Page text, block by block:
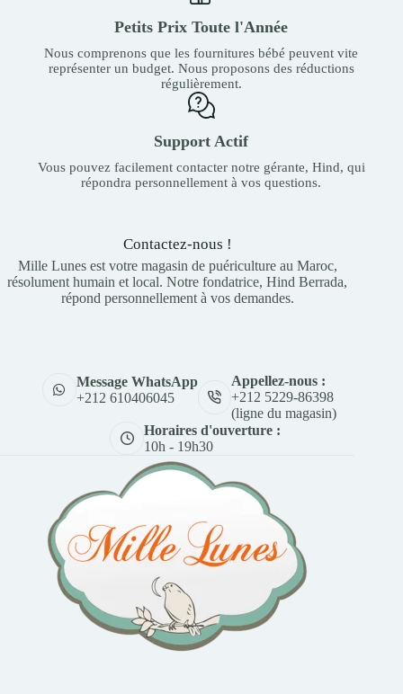
Petits Prix Toute l'Année
Nous comprenons que les fournitures bébé peuvent vite
représenter un budget. Nous proposons des réductions
régulièrement.
Support Actif
Vous pouvez facilement contacter notre gérante, Hind, qui
répondra personnellement à vos questions.
Contactez-nous !
Mille Lunes est votre magasin de puériculture au Maroc,
résolument humain et local. Notre fondatrice, Hind Berrada,
répond personnellement à vos demandes.
Message WhatsApp
+212 610406045
Appellez-nous :
+212 5229-86398
(ligne du magasin)
Horaires d'ouverture :
10h - 19h30